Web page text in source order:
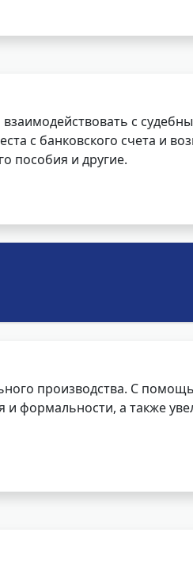
с
с банковского счета и
пособия и другие.
производства. С
и формальности, а также